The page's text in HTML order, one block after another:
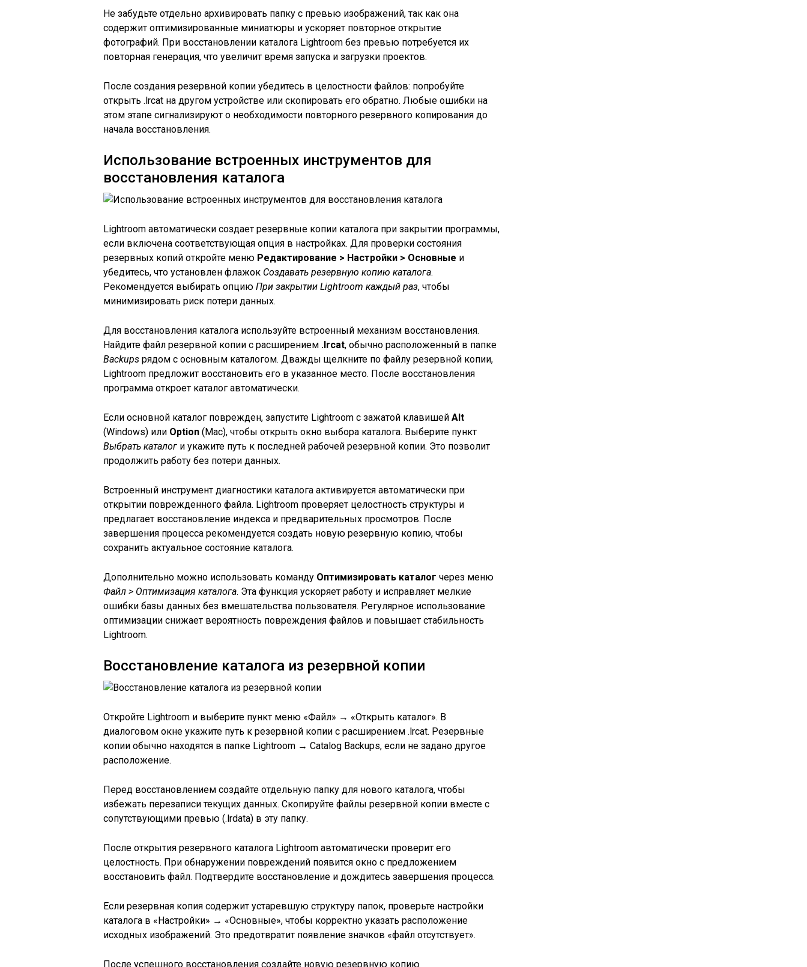
Не забудьте отдельно архивировать папку с превью изображений, так как она
содержит оптимизированные миниатюры и ускоряет повторное открытие
фотографий. При восстановлении каталога Lightroom без превью потребуется их
повторная генерация, что увеличит время запуска и загрузки проектов.
После создания резервной копии убедитесь в целостности файлов: попробуйте
открыть .lrcat на другом устройстве или скопировать его обратно. Любые ошибки на
этом этапе сигнализируют о необходимости повторного резервного копирования до
начала восстановления.
Использование встроенных инструментов для
восстановления каталога
Lightroom автоматически создает резервные копии каталога при закрытии программы,
если включена соответствующая опция в настройках. Для проверки состояния
резервных копий откройте меню Редактирование > Настройки > Основные и
убедитесь, что установлен флажок Создавать резервную копию каталога.
Рекомендуется выбирать опцию При закрытии Lightroom каждый раз, чтобы
минимизировать риск потери данных.
Для восстановления каталога используйте встроенный механизм восстановления.
Найдите файл резервной копии с расширением .lrcat, обычно расположенный в папке
Backups рядом с основным каталогом. Дважды щелкните по файлу резервной копии,
Lightroom предложит восстановить его в указанное место. После восстановления
программа откроет каталог автоматически.
Если основной каталог поврежден, запустите Lightroom с зажатой клавишей Alt
(Windows) или Option (Mac), чтобы открыть окно выбора каталога. Выберите пункт
Выбрать каталог и укажите путь к последней рабочей резервной копии. Это позволит
продолжить работу без потери данных.
Встроенный инструмент диагностики каталога активируется автоматически при
открытии поврежденного файла. Lightroom проверяет целостность структуры и
предлагает восстановление индекса и предварительных просмотров. После
завершения процесса рекомендуется создать новую резервную копию, чтобы
сохранить актуальное состояние каталога.
Дополнительно можно использовать команду Оптимизировать каталог через меню
Файл > Оптимизация каталога. Эта функция ускоряет работу и исправляет мелкие
ошибки базы данных без вмешательства пользователя. Регулярное использование
оптимизации снижает вероятность повреждения файлов и повышает стабильность
Lightroom.
Восстановление каталога из резервной копии
Откройте Lightroom и выберите пункт меню «Файл» → «Открыть каталог». В
диалоговом окне укажите путь к резервной копии с расширением .lrcat. Резервные
копии обычно находятся в папке Lightroom → Catalog Backups, если не задано другое
расположение.
Перед восстановлением создайте отдельную папку для нового каталога, чтобы
избежать перезаписи текущих данных. Скопируйте файлы резервной копии вместе с
сопутствующими превью (.lrdata) в эту папку.
После открытия резервного каталога Lightroom автоматически проверит его
целостность. При обнаружении повреждений появится окно с предложением
восстановить файл. Подтвердите восстановление и дождитесь завершения процесса.
Если резервная копия содержит устаревшую структуру папок, проверьте настройки
каталога в «Настройки» → «Основные», чтобы корректно указать расположение
исходных изображений. Это предотвратит появление значков «файл отсутствует».
После успешного восстановления создайте новую резервную копию